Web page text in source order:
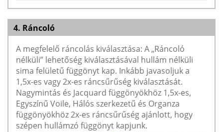
4. Ráncoló
A megfelelő ráncolás kiválasztása: A „Ráncoló
nélküli” lehetőség kiválasztásával hullám nélküli
sima felületű függönyt kap. Inkább javasoljuk a
1,5x-es vagy 2x-es ráncsűrűség kiválasztását.
Nagymintás és Jacquard függönyökhöz 1,5x-es,
Egyszínű Voile, Hálós szerkezetű és Organza
függönyökhöz 2x-es ráncsűrűség ajánlott, hogy
szépen hullámzó függönyt kapjunk.